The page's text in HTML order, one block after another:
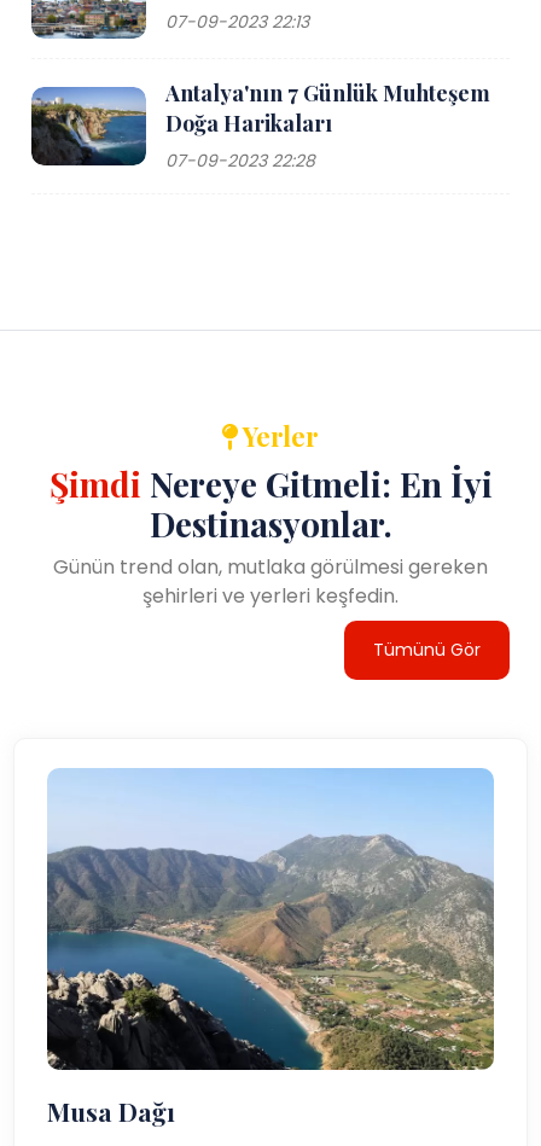
07-09-2023 22:13
Antalya'nın 7 Günlük Muhteşem
Doğa Harikaları
07-09-2023 22:28
Yerler
Şimdi Nereye Gitmeli: En İyi
Destinasyonlar.
Günün trend olan, mutlaka görülmesi gereken
şehirleri ve yerleri keşfedin.
Tümünü Gör
Musa Dağı